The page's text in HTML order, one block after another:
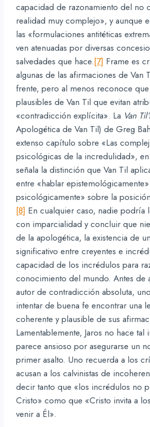
capacidad de razonamiento del no
realidad muy complejo», y aunque
las «formulaciones antitéticas
ven atenuadas por diversas
salvedades que hace.[7] Frame es
algunas de las afirmaciones de Van
frente, pero al menos reconoce que
plausibles de Van Til que evitan
«contradicción explícita». La Van
Apologética de Van Til) de Greg
extenso capítulo sobre «Las
psicológicas de la incredulidad»,
señala la distinción que Van Til
entre «hablar
psicológicamente» sobre la
[8] En cualquier caso, nadie podría
con imparcialidad y concluir que
de la apologética, la existencia de
significativo entre creyentes e
capacidad de los incrédulos para
conocimiento del mundo. Antes de
autor de contradicción absoluta,
intentar de buena fe encontrar una
coherente y plausible de sus
Lamentablemente, Jaros no hace tal
parece ansioso por asegurarse un
primer asalto. Uno recuerda a los
acusan a los calvinistas de
decir tanto que «los incrédulos no
Cristo» como que «Cristo invita a
venir a Él».